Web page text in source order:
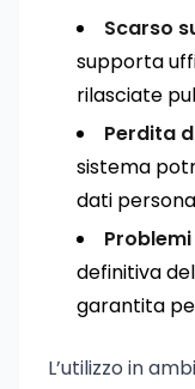
Scarso
supporta
rilasciate
Perdita
sistema
dati
definitiva
garantita
L’utilizzo in